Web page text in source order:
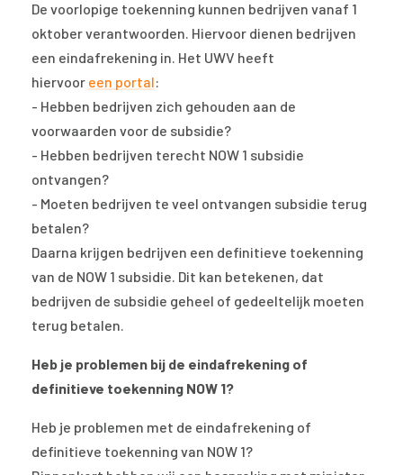
De voorlopige toekenning kunnen bedrijven vanaf 1
oktober verantwoorden. Hiervoor dienen bedrijven
een eindafrekening in. Het UWV heeft
hiervoor een portal:
- Hebben bedrijven zich gehouden aan de
voorwaarden voor de subsidie?
- Hebben bedrijven terecht NOW 1 subsidie
ontvangen?
- Moeten bedrijven te veel ontvangen subsidie terug
betalen?
Daarna krijgen bedrijven een definitieve toekenning
van de NOW 1 subsidie. Dit kan betekenen, dat
bedrijven de subsidie geheel of gedeeltelijk moeten
terug betalen.
Heb je problemen bij de eindafrekening of
definitieve toekenning NOW 1?
Heb je problemen met de eindafrekening of
definitieve toekenning van NOW 1?